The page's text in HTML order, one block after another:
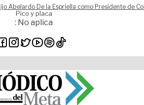
Abelardo De la Espriella como Presidente de
Pico y placa
: No aplica